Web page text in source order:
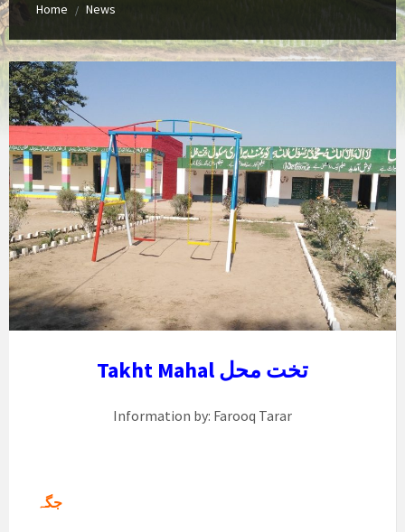
Home / News
Takht Mahal تخت محل
Information by: Farooq Tarar
جگہ